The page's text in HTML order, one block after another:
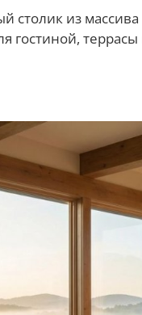
столик из
гостиной,